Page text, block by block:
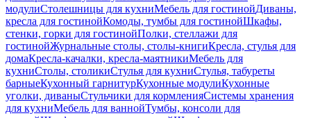
модулиСтолешницы для кухниМебель для гостинойДиваны,
кресла для гостинойКомоды, тумбы для гостинойШкафы,
стенки, горки для гостинойПолки, стеллажи для
гостинойЖурнальные столы, столы-книгиКресла, стулья для
домаКресла-качалки, кресла-маятникиМебель для
кухниСтолы, столикиСтулья для кухниСтулья, табуреты
барныеКухонный гарнитурКухонные модулиКухонные
уголки, диваныСтульчики для кормленияСистемы хранения
для кухниМебель для ваннойТумбы, консоли для